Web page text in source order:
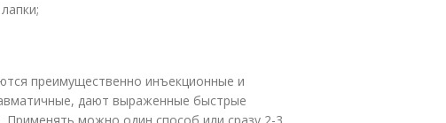
преимущественно инъекционные и
дают выраженные быстрые